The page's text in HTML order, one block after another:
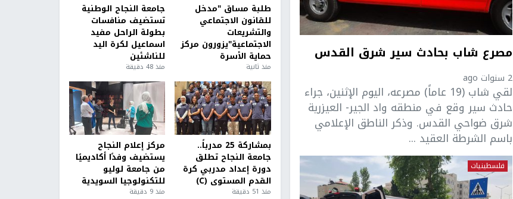
مصرع شاب بحادث سير شرق القدس
2 سنوات ago
لقي شاب (19 عاماً) مصرعه، اليوم الإثنين، جراء
حادث سير وقع في منطقه واد الجير- العيزرية
شرق ضواحي القدس. وذكر الناطق الإعلامي
باسم الشرطة العقيد ...
فلسطينيات
طلبة مساق "مدخل
للقانون الاجتماعي
والتشريعات
الاجتماعية"يزورون مركز
حماية الأسرة
منذ ثانية
جامعة النجاح الوطنية
تستضيف منافسات
بطولة الراحل مفيد
اسماعيل لكرة اليد
للناشئين
منذ 48 دقيقة
بمشاركة 25 مدرباً..
جامعة النجاح تطلق
دورة إعداد مدربي كرة
القدم المستوى (C)
منذ 51 دقيقة
مركز إعلام النجاح
يستضيف وفدًا أكاديميًا
من جامعة لوليو
للتكنولوجيا السويدية
منذ 9 دقيقة